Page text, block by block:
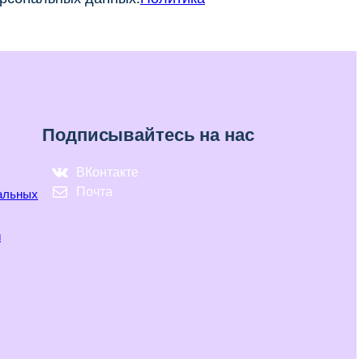
Подписывайтесь на нас
ВКонтакте
Почта